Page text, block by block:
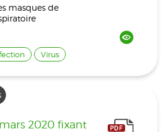
masques de
Virus
2020 fixant